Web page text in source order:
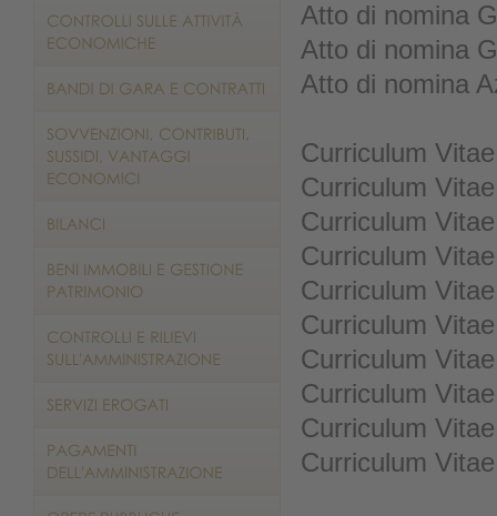
Atto di nomina
Atto di nomina
Atto di nomina
Curriculum
Curriculum
Curriculum
Curriculum
Curriculum
Curriculum
Curriculum
Curriculum
Curriculum
Curriculum